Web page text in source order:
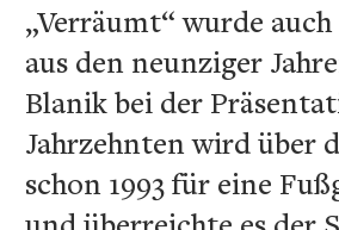
„Verräumt“ wurde
aus den neunziger
Blanik bei der
Jahrzehnten wird über
schon 1993 für eine